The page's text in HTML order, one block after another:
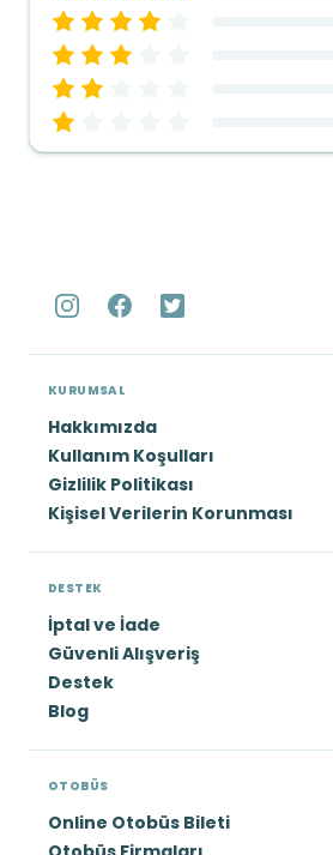
KURUMSAL
Hakkımızda
Kullanım Koşulları
Gizlilik Politikası
Kişisel Verilerin Korunması
DESTEK
İptal ve İade
Güvenli Alışveriş
Destek
Blog
OTOBÜS
Online Otobüs Bileti